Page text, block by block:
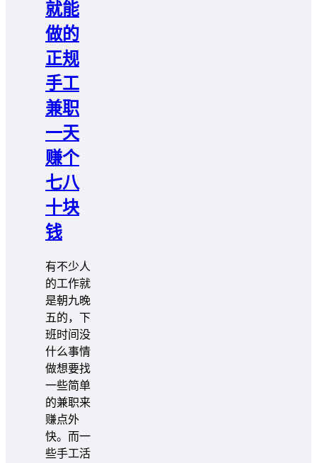
就能
做的
正规
手工
兼职
一天
赚个
七八
十块
钱
有不少人
的工作就
是朝九晚
五的，下
班时间没
什么事情
做想要找
一些简单
的兼职来
赚点外
快。而一
些手工活